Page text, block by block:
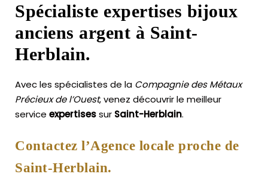
Spécialiste expertises bijoux
anciens argent à Saint-
Herblain.
Avec les spécialistes de la Compagnie des Métaux
Précieux de l’Ouest, venez découvrir le meilleur
service expertisessur Saint-Herblain.
Contactez l’Agence locale proche de
Saint-Herblain.